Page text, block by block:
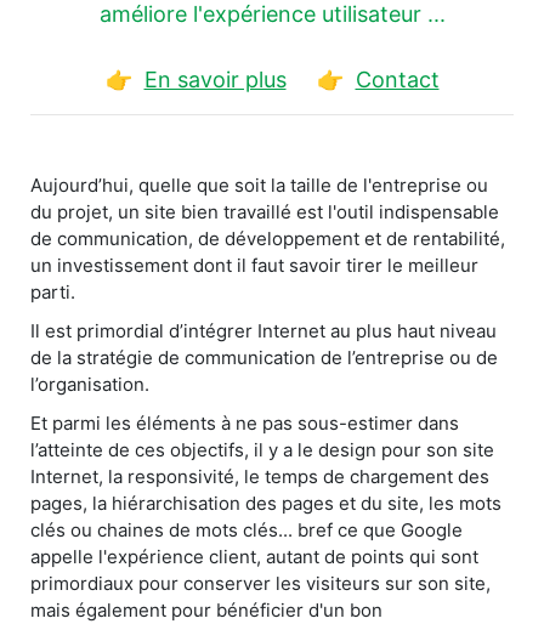
améliore l'expérience utilisateur ...
👉 En savoir plus 👉 Contact
Aujourd’hui, quelle que soit la taille de l'entreprise ou
du projet, un site bien travaillé est l'outil indispensable
de communication, de développement et de rentabilité,
un investissement dont il faut savoir tirer le meilleur
parti.
Il est primordial d’intégrer Internet au plus haut niveau
de la stratégie de communication de l’entreprise ou de
l’organisation.
Et parmi les éléments à ne pas sous-estimer dans
l’atteinte de ces objectifs, il y a le design pour son site
Internet, la responsivité, le temps de chargement des
pages, la hiérarchisation des pages et du site, les mots
clés ou chaines de mots clés... bref ce que Google
appelle l'expérience client, autant de points qui sont
primordiaux pour conserver les visiteurs sur son site,
mais également pour bénéficier d'un bon